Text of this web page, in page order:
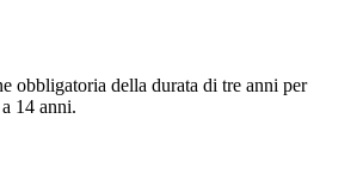
obbligatoria della durata di tre anni per
14 anni.